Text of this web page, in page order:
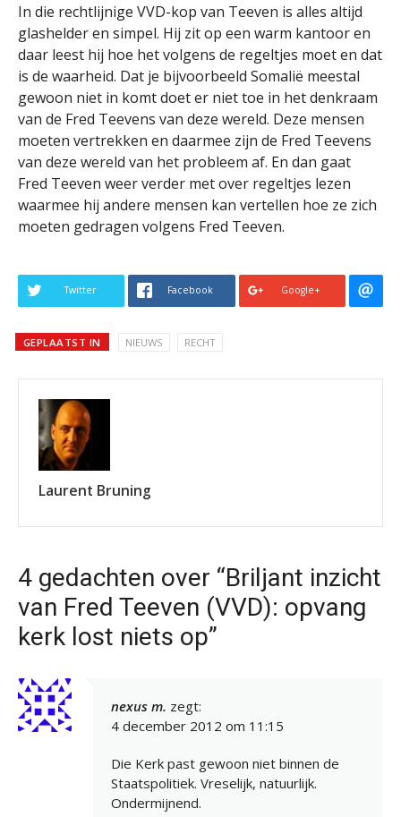
In die rechtlijnige VVD-kop van Teeven is alles altijd
glashelder en simpel. Hij zit op een warm kantoor en
daar leest hij hoe het volgens de regeltjes moet en dat
is de waarheid. Dat je bijvoorbeeld Somalië meestal
gewoon niet in komt doet er niet toe in het denkraam
van de Fred Teevens van deze wereld. Deze mensen
moeten vertrekken en daarmee zijn de Fred Teevens
van deze wereld van het probleem af. En dan gaat
Fred Teeven weer verder met over regeltjes lezen
waarmee hij andere mensen kan vertellen hoe ze zich
moeten gedragen volgens Fred Teeven.
Twitter Facebook Google+
GEPLAATST IN NIEUWS RECHT
Laurent Bruning
4 gedachten over “Briljant inzicht
van Fred Teeven (VVD): opvang
kerk lost niets op”
nexus m. zegt:
4 december 2012 om 11:15
Die Kerk past gewoon niet binnen de
Staatspolitiek. Vreselijk, natuurlijk.
Ondermijnend.